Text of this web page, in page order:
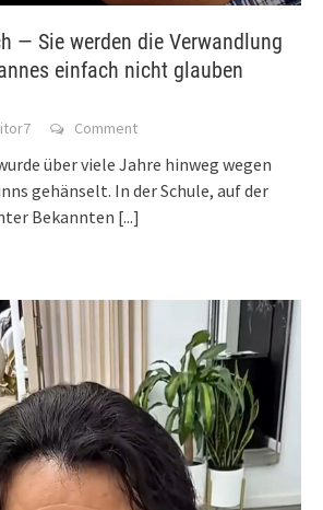
— Sie werden die Verwandlung
einfach nicht glauben
Comment
über viele Jahre hinweg wegen
gehänselt. In der Schule, auf der
Bekannten [...]